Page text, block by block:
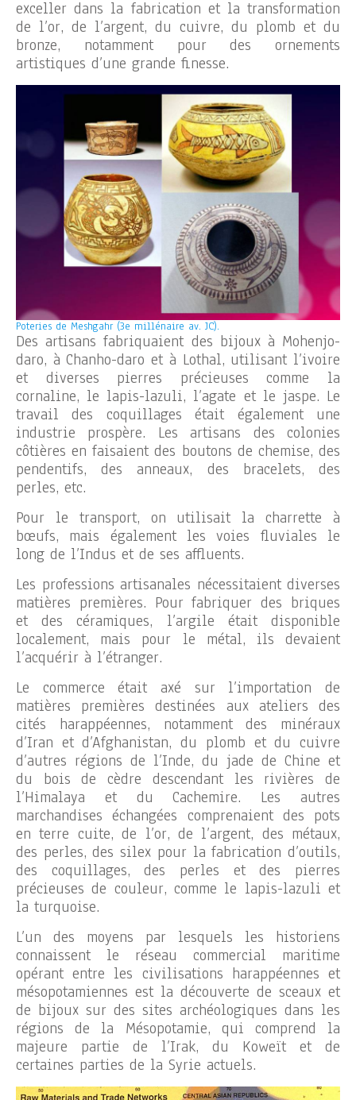
exceller dans la fabrication et la transformation
de l’or, de l’argent, du cuivre, du plomb et du
bronze, notamment pour des ornements
artistiques d’une grande finesse.
Poteries de Meshgahr (3e millénaire av. JC).
Des artisans fabriquaient des bijoux à Mohenjo-
daro, à Chanho-daro et à Lothal, utilisant l’ivoire
et diverses pierres précieuses comme la
cornaline, le lapis-lazuli, l’agate et le jaspe. Le
travail des coquillages était également une
industrie prospère. Les artisans des colonies
côtières en faisaient des boutons de chemise, des
pendentifs, des anneaux, des bracelets, des
perles, etc.
Pour le transport, on utilisait la charrette à
bœufs, mais également les voies fluviales le
long de l’Indus et de ses affluents.
Les professions artisanales nécessitaient diverses
matières premières. Pour fabriquer des briques
et des céramiques, l’argile était disponible
localement, mais pour le métal, ils devaient
l’acquérir à l’étranger.
Le commerce était axé sur l’importation de
matières premières destinées aux ateliers des
cités harappéennes, notamment des minéraux
d’Iran et d’Afghanistan, du plomb et du cuivre
d’autres régions de l’Inde, du jade de Chine et
du bois de cèdre descendant les rivières de
l’Himalaya et du Cachemire. Les autres
marchandises échangées comprenaient des pots
en terre cuite, de l’or, de l’argent, des métaux,
des perles, des silex pour la fabrication d’outils,
des coquillages, des perles et des pierres
précieuses de couleur, comme le lapis-lazuli et
la turquoise.
L’un des moyens par lesquels les historiens
connaissent le réseau commercial maritime
opérant entre les civilisations harappéennes et
mésopotamiennes est la découverte de sceaux et
de bijoux sur des sites archéologiques dans les
régions de la Mésopotamie, qui comprend la
majeure partie de l’Irak, du Koweït et de
certaines parties de la Syrie actuels.